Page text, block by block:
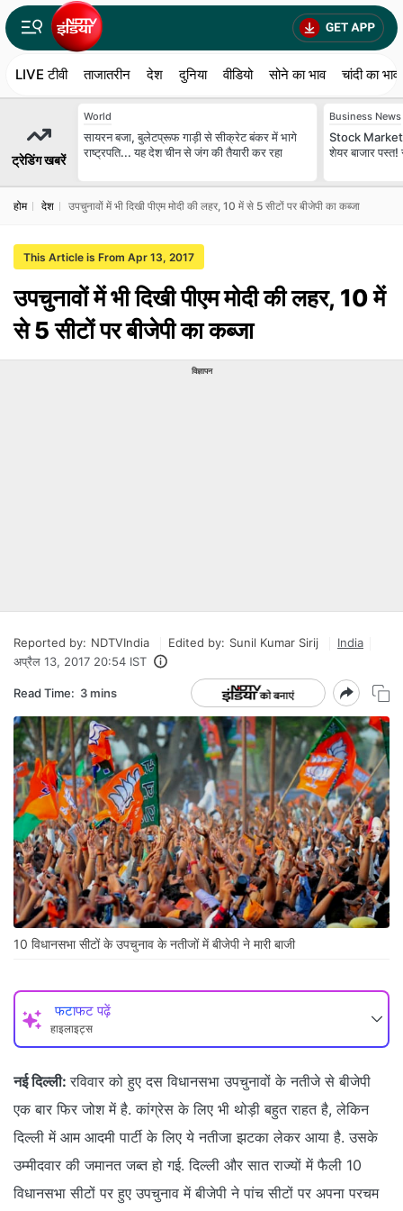
LIVE टीवी ताजातरीन देश दुनिया वीडियो सोने का भाव चांदी का भाव
ट्रेडिंग खबरें
World
सायरन बजा, बुलेटप्रूफ गाड़ी से सीक्रेट बंकर में भागे
राष्ट्रपति... यह देश चीन से जंग की तैयारी कर रहा
Business News
Stock
शेयर बाजार
होम देश उपचुनावों में भी दिखी पीएम मोदी की लहर, 10 में से 5 सीटों पर बीजेपी का कब्जा
This Article is From Apr 13, 2017
उपचुनावों में भी दिखी पीएम मोदी की लहर, 10 में
से 5 सीटों पर बीजेपी का कब्जा
विज्ञापन
Reported by: NDTVIndia Edited by: Sunil Kumar Sirij
India
अप्रैल 13, 2017 20:54 IST
Read Time: 3 mins
10 विधानसभा सीटों के उपचुनाव के नतीजों में बीजेपी ने मारी बाजी
फटाफट पढ़ें
हाइलाइट्स
नई दिल्ली: रविवार को हुए दस विधानसभा उपचुनावों के नतीजे से बीजेपी
एक बार फिर जोश में है. कांग्रेस के लिए भी थोड़ी बहुत राहत है, लेकिन
दिल्ली में आम आदमी पार्टी के लिए ये नतीजा झटका लेकर आया है. उसके
उम्मीदवार की जमानत जब्त हो गई. दिल्ली और सात राज्यों में फैली 10
विधानसभा सीटों पर हुए उपचुनाव में बीजेपी ने पांच सीटों पर अपना परचम